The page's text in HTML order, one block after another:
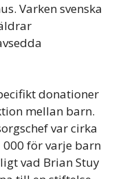
Varken svenska
donationer
mellan barn.
var cirka
000 för varje barn
vad Brian Stuy